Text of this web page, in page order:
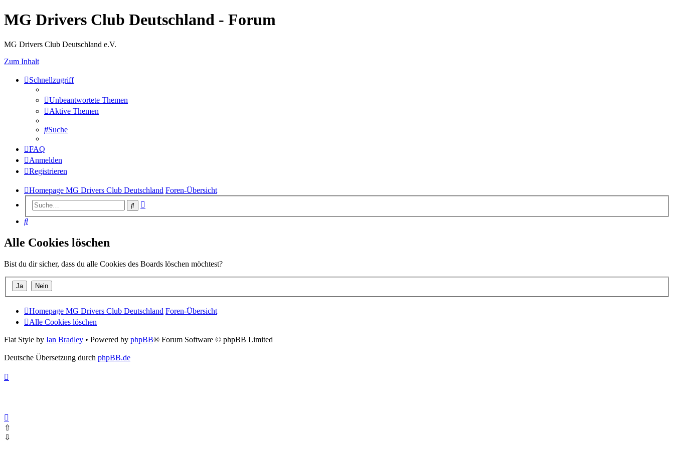
MG Drivers Club Deutschland - Forum
MG Drivers Club Deutschland e.V.
Zum Inhalt
Schnellzugriff
Unbeantwortete Themen
Aktive Themen
Suche
FAQ
Anmelden
Registrieren
Homepage MG Drivers Club Deutschland Foren-Übersicht
Suche
Suche
Alle Cookies löschen
Bist du dir sicher, dass du alle Cookies des Boards löschen möchtest?
Homepage MG Drivers Club Deutschland Foren-Übersicht
Alle Cookies löschen
Flat Style by Ian Bradley • Powered by phpBB® Forum Software © phpBB Limited
Deutsche Übersetzung durch phpBB.de
⇧
⇩